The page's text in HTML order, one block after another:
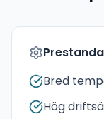
Bred
Hög